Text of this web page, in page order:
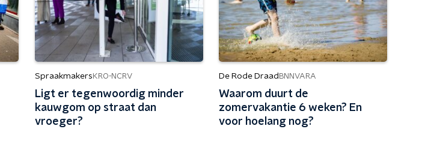
Spraakmakers KRO-NCRV
Ligt er tegenwoordig minder
kauwgom op straat dan
vroeger?
De Rode Draad BNNVARA
Waarom duurt de
zomervakantie 6 weken? En
voor hoelang nog?